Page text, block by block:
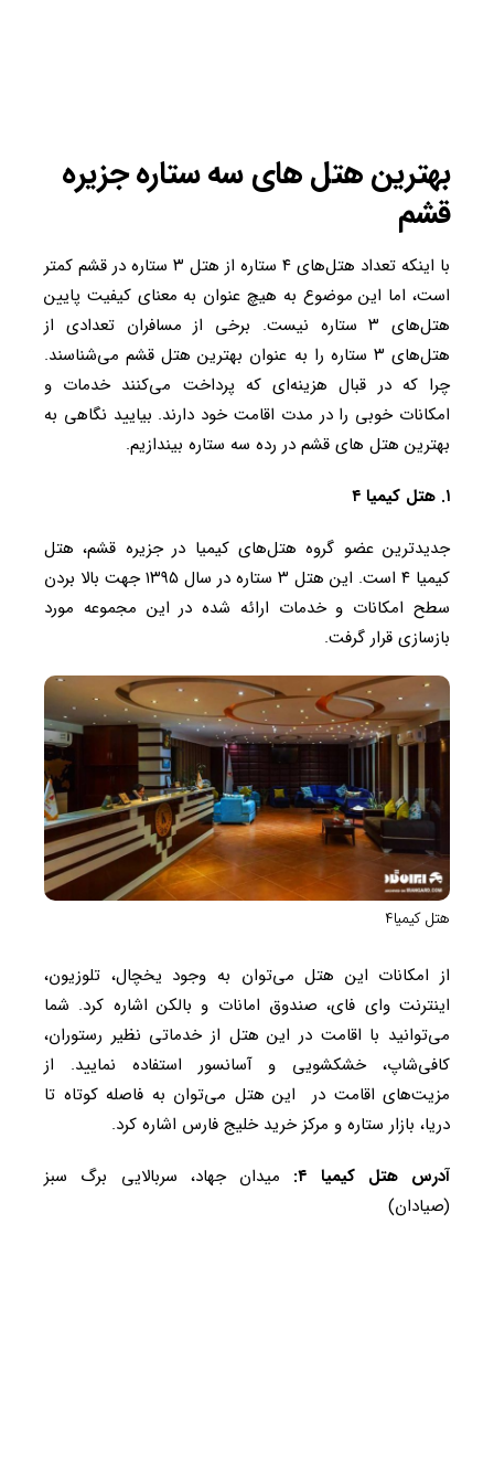
بهترین هتل های سه ستاره جزیره
قشم
با اینکه تعداد هتل‌های ۴ ستاره از هتل ۳ ستاره در قشم کمتر
است، اما این موضوع به هیچ عنوان به معنای کیفیت پایین
هتل‌های ۳ ستاره نیست. برخی از مسافران تعدادی از
هتل‌های ۳ ستاره را به عنوان بهترین هتل قشم می‌شناسند.
چرا که در قبال هزینه‌ای که پرداخت می‌کنند خدمات و
امکانات خوبی را در مدت اقامت خود دارند. بیایید نگاهی به
بهترین هتل های قشم در رده سه ستاره بیندازیم.
۱. هتل کیمیا ۴
جدیدترین عضو گروه هتل‌های کیمیا در جزیره قشم، هتل
کیمیا ۴ است. این هتل ۳ ستاره در سال ۱۳۹۵ جهت بالا بردن
سطح امکانات و خدمات ارائه شده در این مجموعه مورد
بازسازی قرار گرفت.
هتل کیمیا۴
از امکانات این هتل می‌توان به وجود یخچال، تلوزیون،
اینترنت وای فای، صندوق امانات و بالکن اشاره کرد. شما
می‌توانید با اقامت در این هتل از خدماتی نظیر رستوران،
کافی‌شاپ، خشکشویی و آسانسور استفاده نمایید. از
مزیت‌های اقامت در این هتل می‌توان به فاصله کوتاه تا
دریا، بازار ستاره و مرکز خرید خلیج فارس اشاره کرد.
آدرس هتل کیمیا ۴:
میدان جهاد، سربالایی برگ سبز
(صیادان)